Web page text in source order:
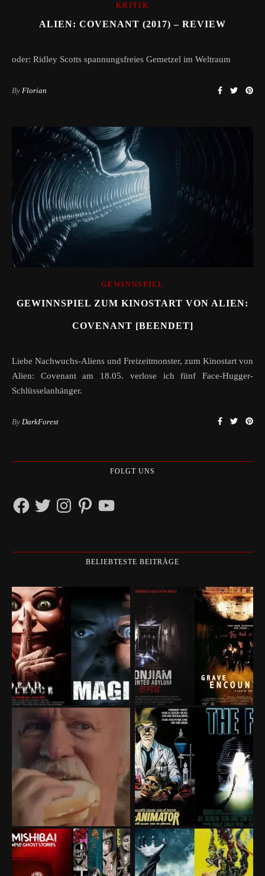
KRITIK
ALIEN: COVENANT (2017) – REVIEW
oder: Ridley Scotts spannungsfreies Gemetzel im Weltraum
By Florian
GEWINNSPIEL
GEWINNSPIEL ZUM KINOSTART VON ALIEN:
COVENANT [BEENDET]
Liebe Nachwuchs-Aliens und Freizeitmonster, zum Kinostart von
Alien: Covenant am 18.05. verlose ich fünf Face-Hugger-
Schlüsselanhänger.
By DarkForest
FOLGT UNS
FacebookTwitterInstagramPinterestYouTube
BELIEBTESTE BEITRÄGE